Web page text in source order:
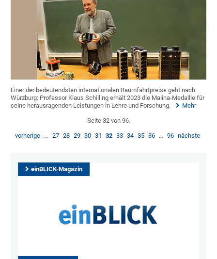
Einer der bedeutendsten internationalen Raumfahrtpreise geht nach
Würzburg: Professor Klaus Schilling erhält 2023 die Malina-Medaille für
seine herausragenden Leistungen in Lehre und Forschung.
Mehr
Seite 32 von 96.
vorherige … 27 28 29 30 31 32 33 34 35 36 … 96 nächste
einBLICK-Magazin